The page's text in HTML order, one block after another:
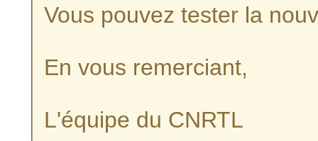
Vous pouvez tester la
En vous remerciant,
L'équipe du CNRTL